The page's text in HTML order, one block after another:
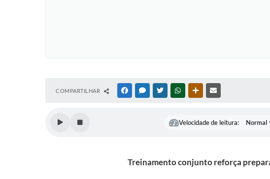
COMPARTILHAR FACEBOOKMESSENGER
TWITTERWHATSAPPOUTRAS MÍDIAS
Velocidade de leitura:
Treinamento conjunto reforça